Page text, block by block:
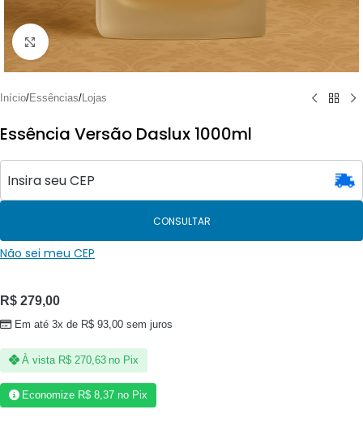
Clique para ampliar
Início/Essências/Lojas
Essência Versão Daslux 1000ml
CONSULTAR
Não sei meu CEP
R$ 279,00
Em até 3x de R$ 93,00 sem juros
À vista R$270,63 no Pix
Economize R$ 8,37 no Pix